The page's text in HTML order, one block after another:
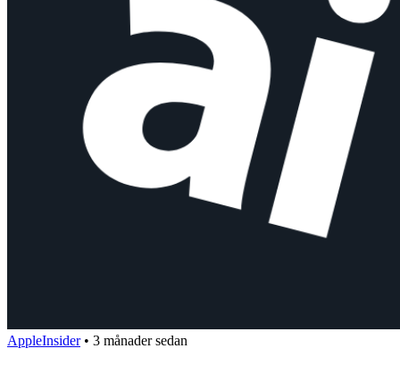
AppleInsider • 3 månader sedan